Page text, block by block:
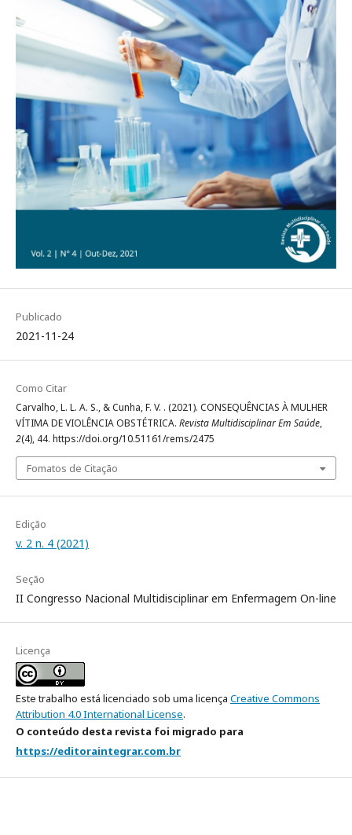
Publicado
2021-11-24
Como Citar
Carvalho, L. L. A. S., & Cunha, F. V. . (2021). CONSEQUÊNCIAS À MULHER
VÍTIMA DE VIOLÊNCIA OBSTÉTRICA. Revista Multidisciplinar Em Saúde,
2(4), 44. https://doi.org/10.51161/rems/2475
Fomatos de Citação
Edição
v. 2 n. 4 (2021)
Seção
II Congresso Nacional Multidisciplinar em Enfermagem On-line
Licença
Este trabalho está licenciado sob uma licença Creative Commons
Attribution 4.0 International License.
O conteúdo desta revista foi migrado para
https://editoraintegrar.com.br